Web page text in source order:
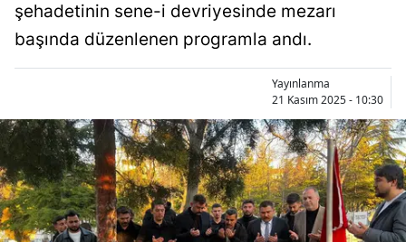
Artvin
Aydın
Bilecik
Bingöl
Bitlis
şehadetinin sene-i devriyesinde mezarı
başında düzenlenen programla andı.
Yayınlanma
21 Kasım 2025 - 10:30